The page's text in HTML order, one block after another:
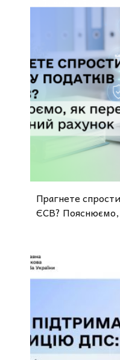
o
Прагнете
ЄСВ? Пояснюємо,